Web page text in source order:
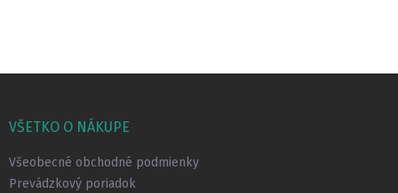
pVŠETKO O NÁKUPE
Všeobecné obchodné podmienky
Prevádzkový poriadok